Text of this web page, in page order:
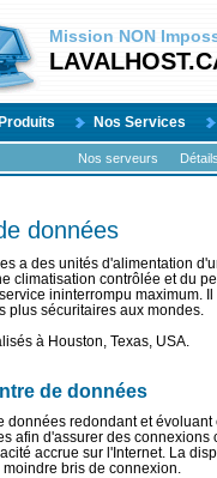
Mission NON
Produits Nos Services
Nos serveurs
données
a des unités d'alimentation
climatisation contrôlée et du
ininterrompu maximum.
plus sécuritaires aux mondes.
à Houston, Texas, USA.
de données
données redondant et
afin d'assurer des
accrue sur l'Internet. La
bris de connexion.